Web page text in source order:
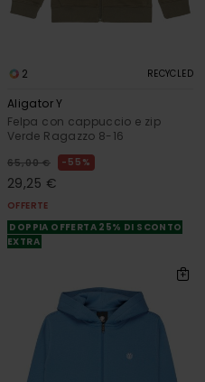
2 RECYCLED
Aligator Y
Felpa con cappuccio e zip
Verde Ragazzo 8-16
65,00 € 55%
29,25 €
OFFERTE
DOPPIA OFFERTA 25% DI SCONTO
EXTRA